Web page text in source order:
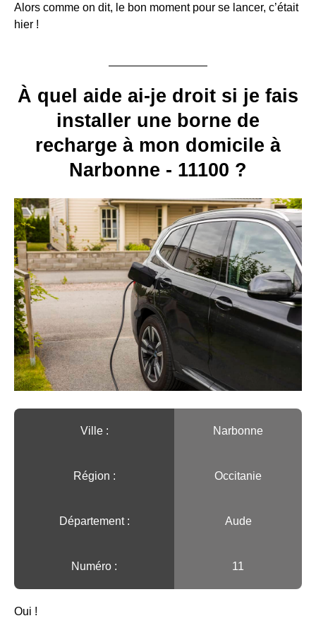
Alors comme on dit, le bon moment pour se lancer, c’était
hier !
À quel aide ai-je droit si je fais
installer une borne de
recharge à mon domicile à
Narbonne - 11100 ?
Ville :️ Narbonne
Région :️ Occitanie
Département : Aude
Numéro : 11
Oui !